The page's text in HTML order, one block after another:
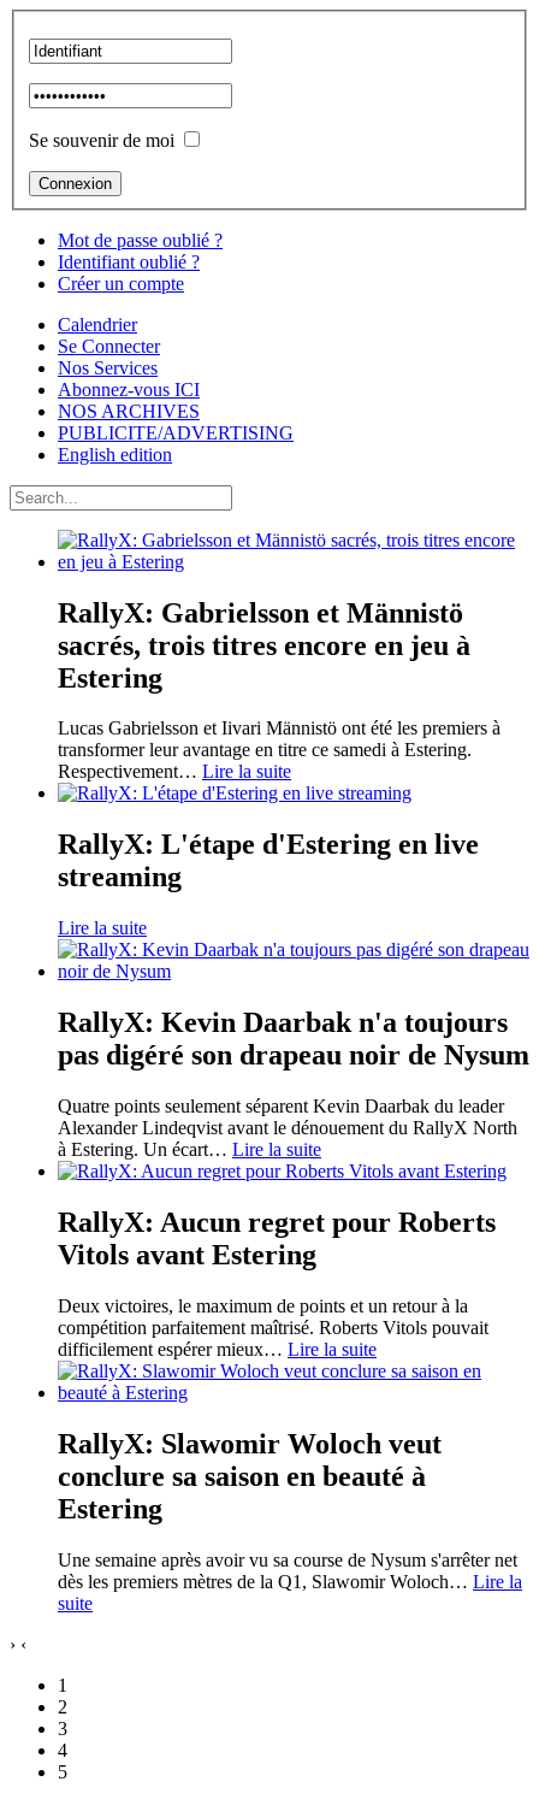
Se souvenir de moi
Mot de passe oublié ?
Identifiant oublié ?
Créer un compte
Calendrier
Se Connecter
Nos Services
Abonnez-vous ICI
NOS ARCHIVES
PUBLICITE/ADVERTISING
English edition
RallyX: Gabrielsson et Männistö
sacrés, trois titres encore en jeu à
Estering
Lucas Gabrielsson et Iivari Männistö ont été les premiers à
transformer leur avantage en titre ce samedi à Estering.
Respectivement… Lire la suite
RallyX: L'étape d'Estering en live
streaming
Lire la suite
RallyX: Kevin Daarbak n'a toujours
pas digéré son drapeau noir de Nysum
Quatre points seulement séparent Kevin Daarbak du leader
Alexander Lindeqvist avant le dénouement du RallyX North
à Estering. Un écart… Lire la suite
RallyX: Aucun regret pour Roberts
Vitols avant Estering
Deux victoires, le maximum de points et un retour à la
compétition parfaitement maîtrisé. Roberts Vitols pouvait
difficilement espérer mieux… Lire la suite
RallyX: Slawomir Woloch veut
conclure sa saison en beauté à
Estering
Une semaine après avoir vu sa course de Nysum s'arrêter net
dès les premiers mètres de la Q1, Slawomir Woloch… Lire la
suite
› ‹
1
2
3
4
5